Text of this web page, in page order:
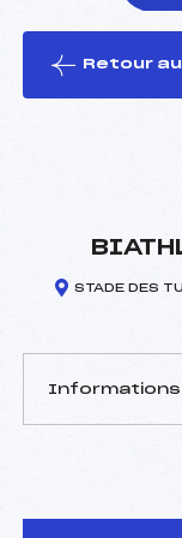
le ski
Retour
STADE DES
Informations
D.T Adjoint :